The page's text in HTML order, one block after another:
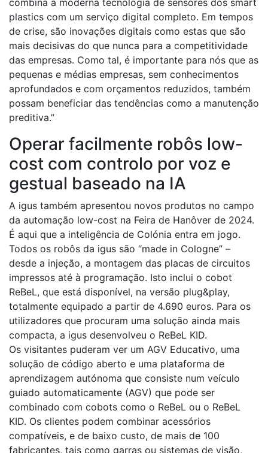
combina a moderna tecnologia de sensores dos smart
plastics com um serviço digital completo. Em tempos
de crise, são inovações digitais como estas que são
mais decisivas do que nunca para a competitividade
das empresas. Como tal, é importante para nós que as
pequenas e médias empresas, sem conhecimentos
aprofundados e com orçamentos reduzidos, também
possam beneficiar das tendências como a manutenção
preditiva.”
Operar facilmente robôs low-
cost com controlo por voz e
gestual baseado na IA
A igus também apresentou novos produtos no campo
da automação low-cost na Feira de Hanôver de 2024.
É aqui que a inteligência de Colónia entra em jogo.
Todos os robôs da igus são “made in Cologne” –
desde a injeção, a montagem das placas de circuitos
impressos até à programação. Isto inclui o cobot
ReBeL, que está disponível, na versão plug&play,
totalmente equipado a partir de 4.690 euros. Para os
utilizadores que procuram uma solução ainda mais
compacta, a igus desenvolveu o ReBeL KID.
Os visitantes puderam ver um AGV Educativo, uma
solução de código aberto e uma plataforma de
aprendizagem autónoma que consiste num veículo
guiado automaticamente (AGV) que pode ser
combinado com cobots como o ReBeL ou o ReBeL
KID. Os clientes podem combinar acessórios
compatíveis, e de baixo custo, de mais de 100
fabricantes, tais como garras ou sistemas de visão,